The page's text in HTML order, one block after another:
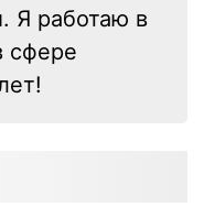
Я работаю в
сфере